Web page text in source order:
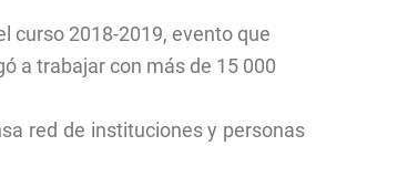
curso 2018-2019, evento que
a trabajar con más de 15 000
red de instituciones y personas